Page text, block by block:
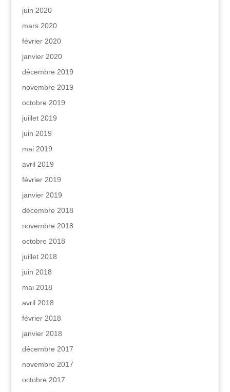
juin 2020
mars 2020
février 2020
janvier 2020
décembre 2019
novembre 2019
octobre 2019
juillet 2019
juin 2019
mai 2019
avril 2019
février 2019
janvier 2019
décembre 2018
novembre 2018
octobre 2018
juillet 2018
juin 2018
mai 2018
avril 2018
février 2018
janvier 2018
décembre 2017
novembre 2017
octobre 2017